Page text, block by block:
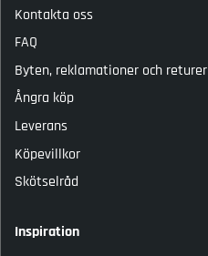
Kontakta oss
FAQ
Byten, reklamationer och returer
Ångra köp
Leverans
Köpevillkor
Skötselråd
Inspiration